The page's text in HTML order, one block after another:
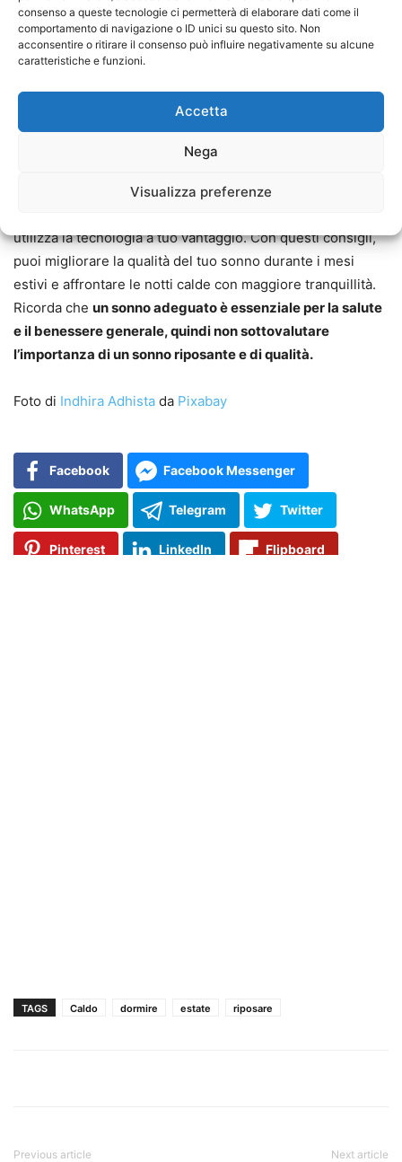
consenso a queste tecnologie ci permetterà di elaborare dati come il
comportamento di navigazione o ID unici su questo sito. Non
acconsentire o ritirare il consenso può influire negativamente su alcune
caratteristiche e funzioni.
Accetta
Nega
Visualizza preferenze
raffreddamento del letto che possono aiutare a
mantenere la temperatura del letto fresca e confortevole
durante la notte.
In conclusione, dormire bene con il caldo dell’estate può
essere una sfida, ma ci sono molte cose che puoi fare per
migliorare la qualità del tuo sonno. Scegli il materasso
fresca, scegli il momento giusto per dormire, fai la doccia
utilizza la tecnologia a tuo vantaggio. Con questi consigli,
puoi migliorare la qualità del tuo sonno durante i mesi
estivi e affrontare le notti calde con maggiore tranquillità.
Ricorda che un sonno adeguato è essenziale per la salute
e il benessere generale, quindi non sottovalutare
l’importanza di un sonno riposante e di qualità.
Foto di Indhira Adhista da Pixabay
Facebook Facebook Messenger
WhatsApp Telegram Twitter
Pinterest LinkedIn Flipboard
TAGS Caldo dormire estate riposare
Previous article Next article